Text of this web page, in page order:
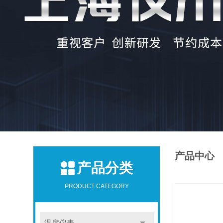
产品分类
PRODUCT CATEGORY
产品中心